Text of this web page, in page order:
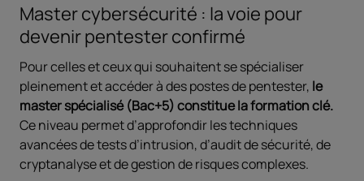
Master cybersécurité : la voie pour
devenir pentester confirmé
Pour celles et ceux qui souhaitent se spécialiser
pleinement et accéder à des postes de pentester, le
master spécialisé (Bac+5) constitue la formation clé.
Ce niveau permet d’approfondir les techniques
avancées de tests d’intrusion, d’audit de sécurité, de
cryptanalyse et de gestion de risques complexes.